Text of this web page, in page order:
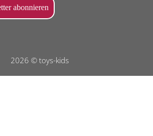
2026 © toys-kids